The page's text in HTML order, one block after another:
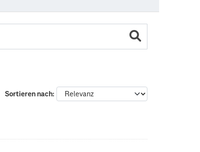
Sortieren nach